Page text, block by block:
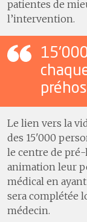
patientes de
l’intervention.
Le lien vers la
des 15'000
le centre de
animation leur
médical en
sera complétée
médecin.